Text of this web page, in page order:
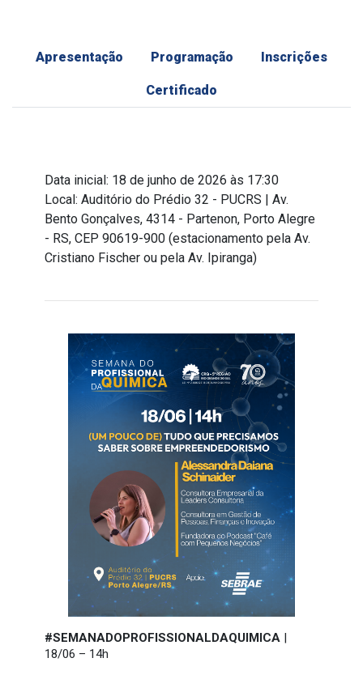
Apresentação Programação Inscrições
Certificado
Data inicial: 18 de junho de 2026 às 17:30
Local: Auditório do Prédio 32 - PUCRS | Av.
Bento Gonçalves, 4314 - Partenon, Porto Alegre
- RS, CEP 90619-900 (estacionamento pela Av.
Cristiano Fischer ou pela Av. Ipiranga)
#SEMANADOPROFISSIONALDAQUIMICA |
18/06 – 14h